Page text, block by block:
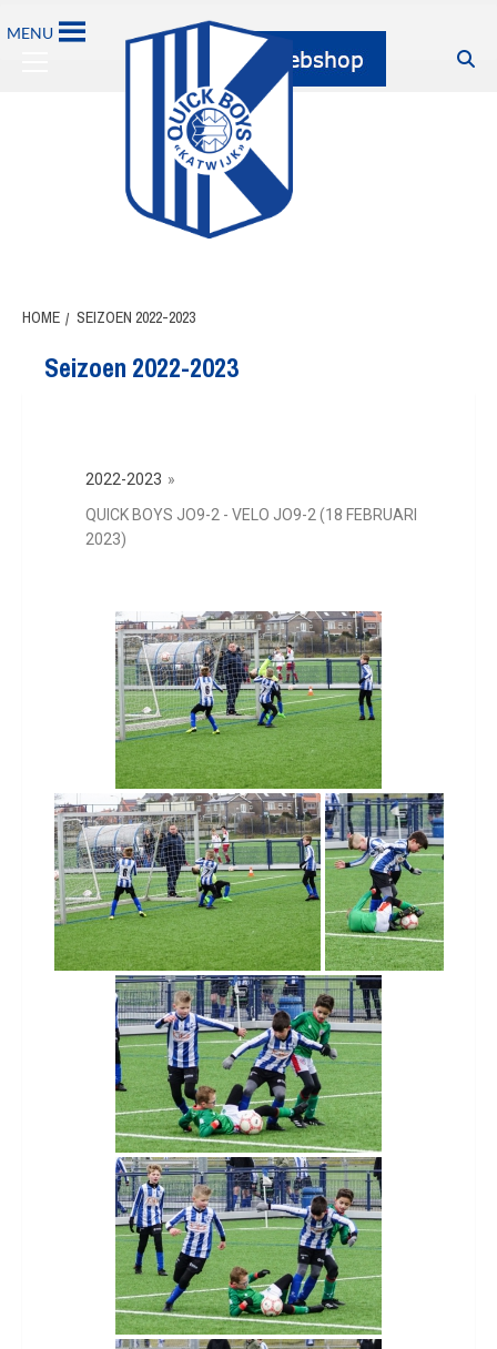
MENU
HOME SEIZOEN 2022-2023
Seizoen 2022-2023
2022-2023 »
QUICK BOYS JO9-2 - VELO JO9-2 (18 FEBRUARI
2023)